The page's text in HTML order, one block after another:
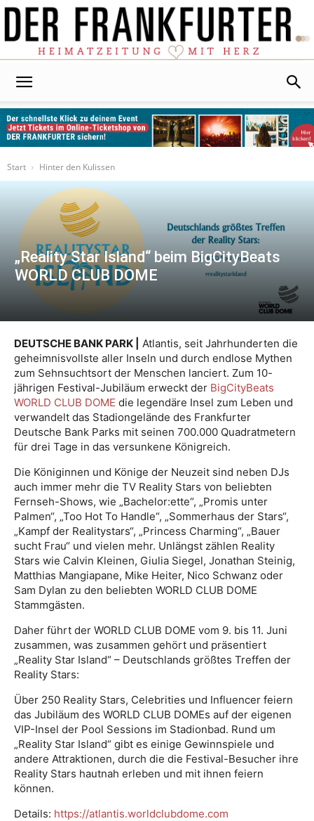
Start
Hinter den Kulissen
„Reality Star Island“ beim BigCityBeats
WORLD CLUB DOME
DEUTSCHE BANK PARK |
Atlantis, seit Jahrhunderten die
geheimnisvollste aller Inseln und durch endlose Mythen
zum Sehnsuchtsort der Menschen lanciert. Zum 10-
jährigen Festival-Jubiläum erweckt der BigCityBeats
WORLD CLUB DOME die legendäre Insel zum Leben und
verwandelt das Stadiongelände des Frankfurter
Deutsche Bank Parks mit seinen 700.000 Quadratmetern
für drei Tage in das versunkene Königreich.
Die Königinnen und Könige der Neuzeit sind neben DJs
auch immer mehr die TV Reality Stars von beliebten
Fernseh-Shows, wie „Bachelor:ette“, „Promis unter
Palmen“, „Too Hot To Handle“, „Sommerhaus der Stars“,
„Kampf der Realitystars“, „Princess Charming“, „Bauer
sucht Frau“ und vielen mehr. Unlängst zählen Reality
Stars wie Calvin Kleinen, Giulia Siegel, Jonathan Steinig,
Matthias Mangiapane, Mike Heiter, Nico Schwanz oder
Sam Dylan zu den beliebten WORLD CLUB DOME
Stammgästen.
Daher führt der WORLD CLUB DOME vom 9. bis 11. Juni
zusammen, was zusammen gehört und präsentiert
„Reality Star Island“ – Deutschlands größtes Treffen der
Reality Stars:
Über 250 Reality Stars, Celebrities und Influencer feiern
das Jubiläum des WORLD CLUB DOMEs auf der eigenen
VIP-Insel der Pool Sessions im Stadionbad. Rund um
„Reality Star Island“ gibt es einige Gewinnspiele und
andere Attraktionen, durch die die Festival-Besucher ihre
Reality Stars hautnah erleben und mit ihnen feiern
können.
Details: https://atlantis.worldclubdome.com